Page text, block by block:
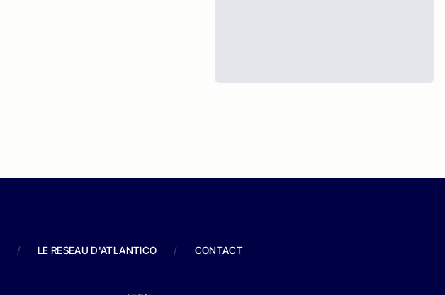
/ LE RESEAU D'ATLANTICO / CONTACT